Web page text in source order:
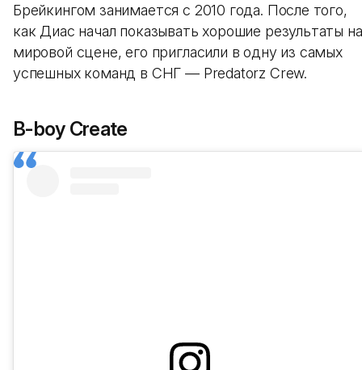
Брейкингом занимается с 2010 года. После того,
как Диас начал показывать хорошие результаты на
мировой сцене, его пригласили в одну из самых
успешных команд в СНГ — Predatorz Crew.
B-boy Create